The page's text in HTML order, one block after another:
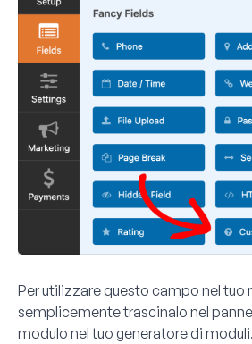
Per utilizzare questo campo nel tuo
semplicemente trascinalo nel
modulo nel tuo generatore di